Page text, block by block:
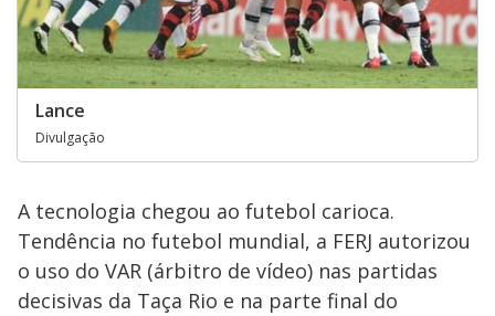
Lance
Divulgação
A tecnologia chegou ao futebol carioca.
Tendência no futebol mundial, a FERJ autorizou
o uso do VAR (árbitro de vídeo) nas partidas
decisivas da Taça Rio e na parte final do